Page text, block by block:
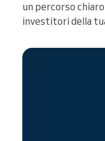
un percorso
investitori della